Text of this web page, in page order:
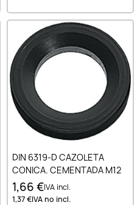
DIN 6319-D CAZOLETA
CONICA. CEMENTADA M12
1,66 €IVA incl.
1,37 €IVA no incl.